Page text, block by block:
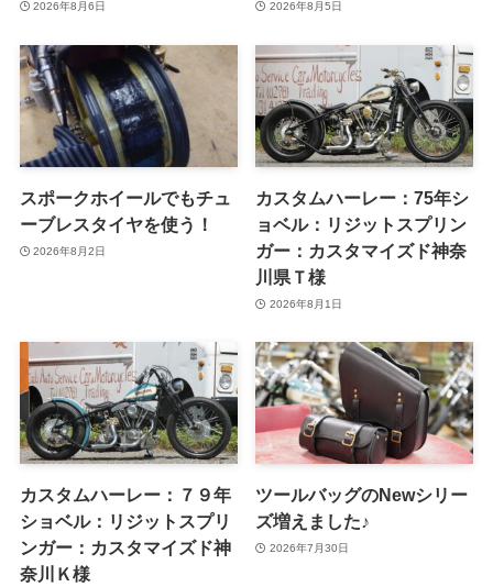
2026年8月6日 2026年8月5日
スポークホイールでもチュ
ーブレスタイヤを使う！
2026年8月2日
カスタムハーレー：75年シ
ョベル：リジットスプリン
ガー：カスタマイズド神奈
川県Ｔ様
2026年8月1日
カスタムハーレー：７９年
ショベル：リジットスプリ
ンガー：カスタマイズド神
奈川Ｋ様
ツールバッグのNewシリー
ズ増えました♪
2026年7月30日